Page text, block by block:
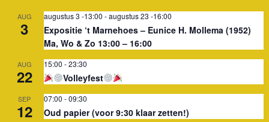
AUG
3
augustus 3 -13:00 -augustus 23 -16:00
Expositie ‘t Marnehoes – Eunice H. Mollema (1952)
Ma, Wo & Zo 13:00 – 16:00
AUG
22
15:00 -23:30
Volleyfest
SEP
12
07:00 -09:30
Oud papier (voor 9:30 klaar zetten!)